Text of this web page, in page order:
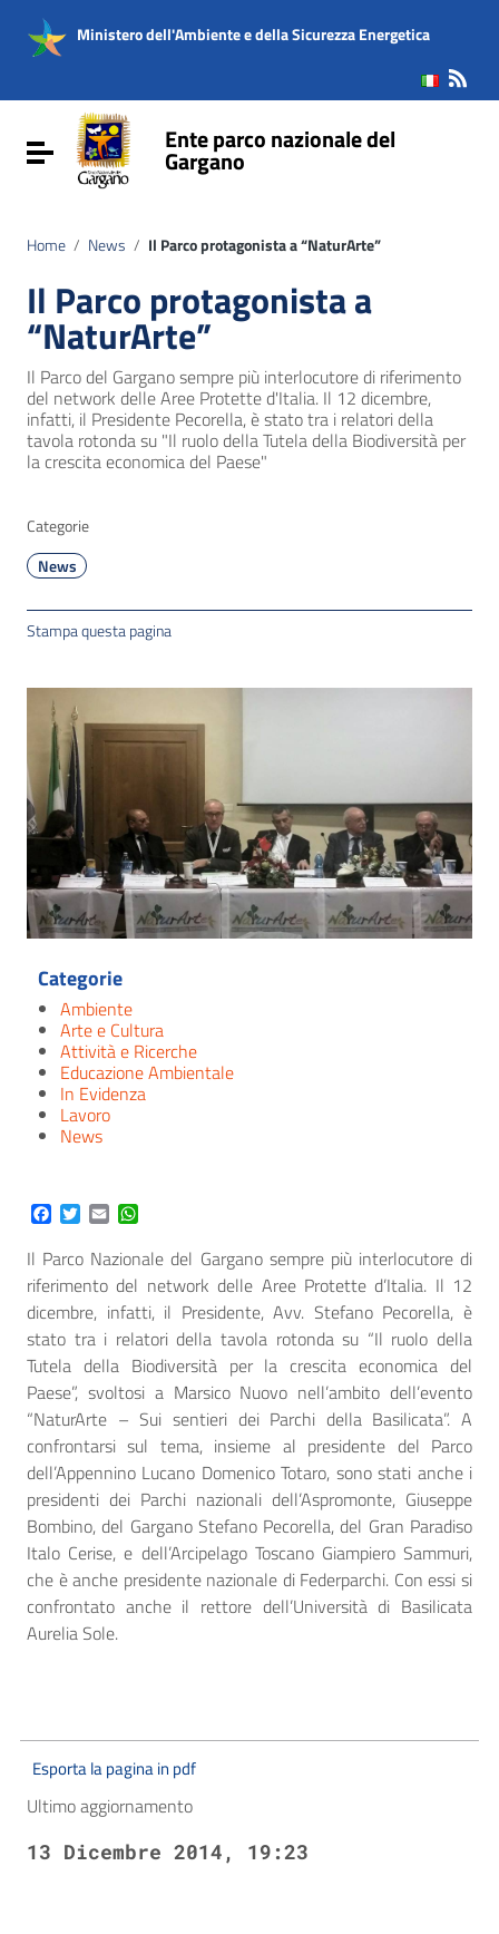
Vai al menu di navigazione
Vai al footer
Ministero dell'Ambiente e della Sicurezza Energetica
Attiva / disattiva la navigazioneEnte parco nazionale del
Gargano
Home / News / Il Parco protagonista a “NaturArte”
Il Parco protagonista a
“NaturArte”
Il Parco del Gargano sempre più interlocutore di riferimento
del network delle Aree Protette d'Italia. Il 12 dicembre,
infatti, il Presidente Pecorella, è stato tra i relatori della
tavola rotonda su "Il ruolo della Tutela della Biodiversità per
la crescita economica del Paese"
Categorie
News
Stampa questa pagina
Categorie
Ambiente
Arte e Cultura
Attività e Ricerche
Educazione Ambientale
In Evidenza
Lavoro
News
Facebook
Twitter
Email
Il Parco Nazionale del Gargano sempre più interlocutore di
riferimento del network delle Aree Protette d’Italia. Il 12
dicembre, infatti, il Presidente, Avv. Stefano Pecorella, è
stato tra i relatori della tavola rotonda su “Il ruolo della
Tutela della Biodiversità per la crescita economica del
Paese”, svoltosi a Marsico Nuovo nell’ambito dell’evento
“NaturArte – Sui sentieri dei Parchi della Basilicata”. A
confrontarsi sul tema, insieme al presidente del Parco
dell’Appennino Lucano Domenico Totaro, sono stati anche i
presidenti dei Parchi nazionali dell’Aspromonte, Giuseppe
Bombino, del Gargano Stefano Pecorella, del Gran Paradiso
Italo Cerise, e dell’Arcipelago Toscano Giampiero Sammuri,
che è anche presidente nazionale di Federparchi. Con essi si
confrontato anche il rettore dell’Università di Basilicata
Aurelia Sole.
Esporta la pagina in pdf
Ultimo aggiornamento
13 Dicembre 2014, 19:23